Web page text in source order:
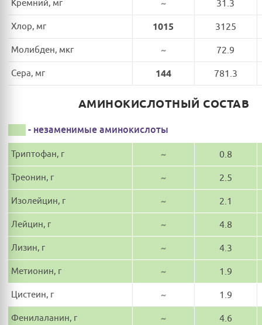
Кремний, мг ~ 31.3
Хлор, мг 1015 3125
Молибден, мкг ~ 72.9
Сера, мг 144 781.3
АМИНОКИСЛОТНЫЙ СОСТАВ
- незаменимые аминокислоты
Триптофан, г ~ 0.8
Треонин, г ~ 2.5
Изолейцин, г ~ 2.1
Лейцин, г ~ 4.8
Лизин, г ~ 4.3
Метионин, г ~ 1.9
Цистеин, г ~ 1.9
Фенилаланин, г ~ 4.6